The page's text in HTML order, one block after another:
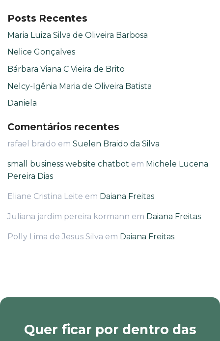
Posts Recentes
Maria Luiza Silva de Oliveira Barbosa
Nelice Gonçalves
Bárbara Viana C Vieira de Brito
Nelcy-Igênia Maria de Oliveira Batista
Daniela
Comentários recentes
rafael braido em Suelen Braido da Silva
small business website chatbot em Michele Lucena
Pereira Dias
Eliane Cristina Leite em Daiana Freitas
Juliana jardim pereira kormann em Daiana Freitas
Polly Lima de Jesus Silva em Daiana Freitas
Quer ficar por dentro das